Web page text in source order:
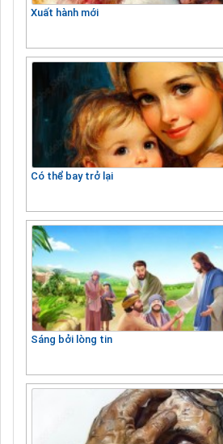
Xuất hành mới
Có thể bay trở lại
Sáng bởi lòng tin